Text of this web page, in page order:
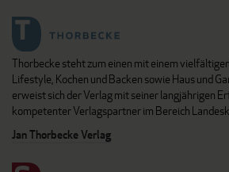
Thorbecke steht zum einen mit einem
Lifestyle, Kochen und Backen sowie Haus und
erweist sich der Verlag mit seiner langjährigen
kompetenter Verlagspartner im Bereich
Jan Thorbecke Verlag